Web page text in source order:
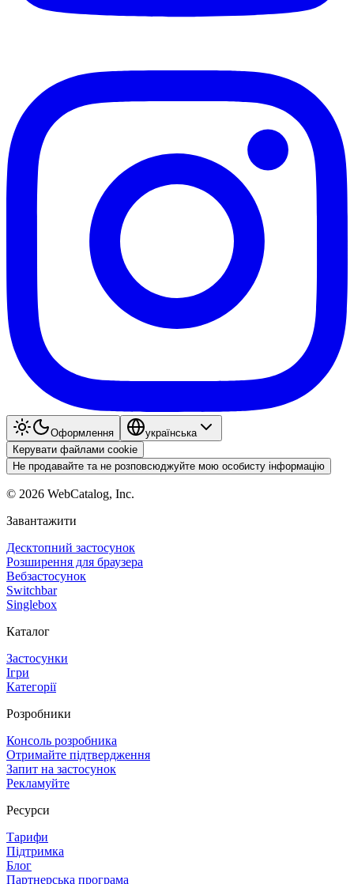
Оформлення
українська
Керувати файлами cookie
Не продавайте та не розповсюджуйте мою особисту інформацію
© 2026 WebCatalog, Inc.
Завантажити
Десктопний застосунок
Розширення для браузера
Вебзастосунок
Switchbar
Singlebox
Каталог
Застосунки
Ігри
Категорії
Розробники
Консоль розробника
Отримайте підтвердження
Запит на застосунок
Рекламуйте
Ресурси
Тарифи
Підтримка
Блог
Партнерська програма